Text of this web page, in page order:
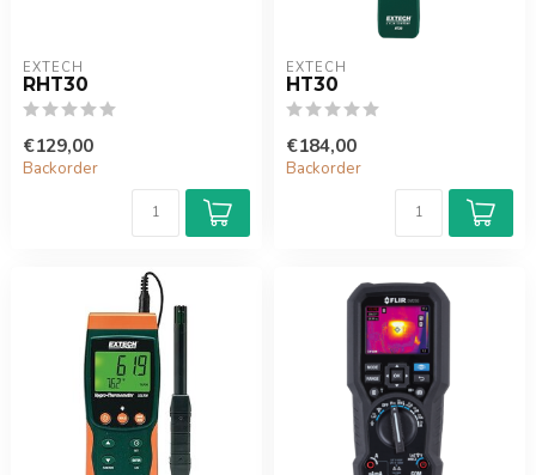
EXTECH
RHT30
€129,00
Backorder
EXTECH
HT30
€184,00
Backorder